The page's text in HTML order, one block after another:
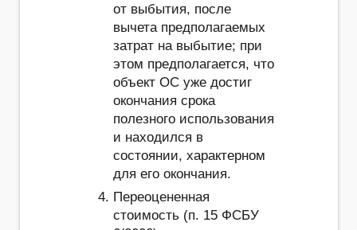
от выбытия, после
вычета предполагаемых
затрат на выбытие; при
этом предполагается, что
объект ОС уже достиг
окончания срока
полезного использования
и находился в
состоянии, характерном
для его окончания.
Переоцененная
стоимость (п. 15 ФСБУ